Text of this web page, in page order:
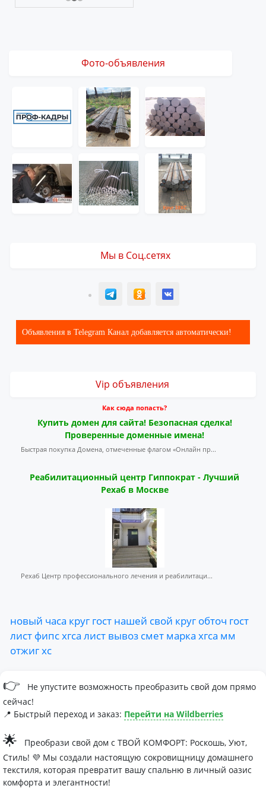
Фото-объявления
Мы в Соц.сетях
T ОК ВК
Объявления в Telegram Канал добавляется автоматически!
Vip объявления
Как сюда попасть?
Купить домен для сайта! Безопасная сделка!
Проверенные доменные имена!
Быстрая покупка Домена, отмеченные флагом «Онлайн пр...
Реабилитационный центр Гиппократ - Лучший
Рехаб в Москве
Рехаб Центр профессионального лечения и реабилитаци...
новый часа круг гост нашей свой круг обточ гост
лист фипсхгса лист вывоз смет марка хгса мм
отжигхс
👉
Не упустите возможность преобразить свой дом прямо
сейчас!
📍 Быстрый переход и заказ: Перейти на Wildberries
🌟
Преобрази свой дом с ТВОЙ КОМФОРТ: Роскошь, Уют,
Стиль! 💜 Мы создали настоящую сокровищницу домашнего
текстиля, которая превратит вашу спальню в личный оазис
комфорта и элегантности!